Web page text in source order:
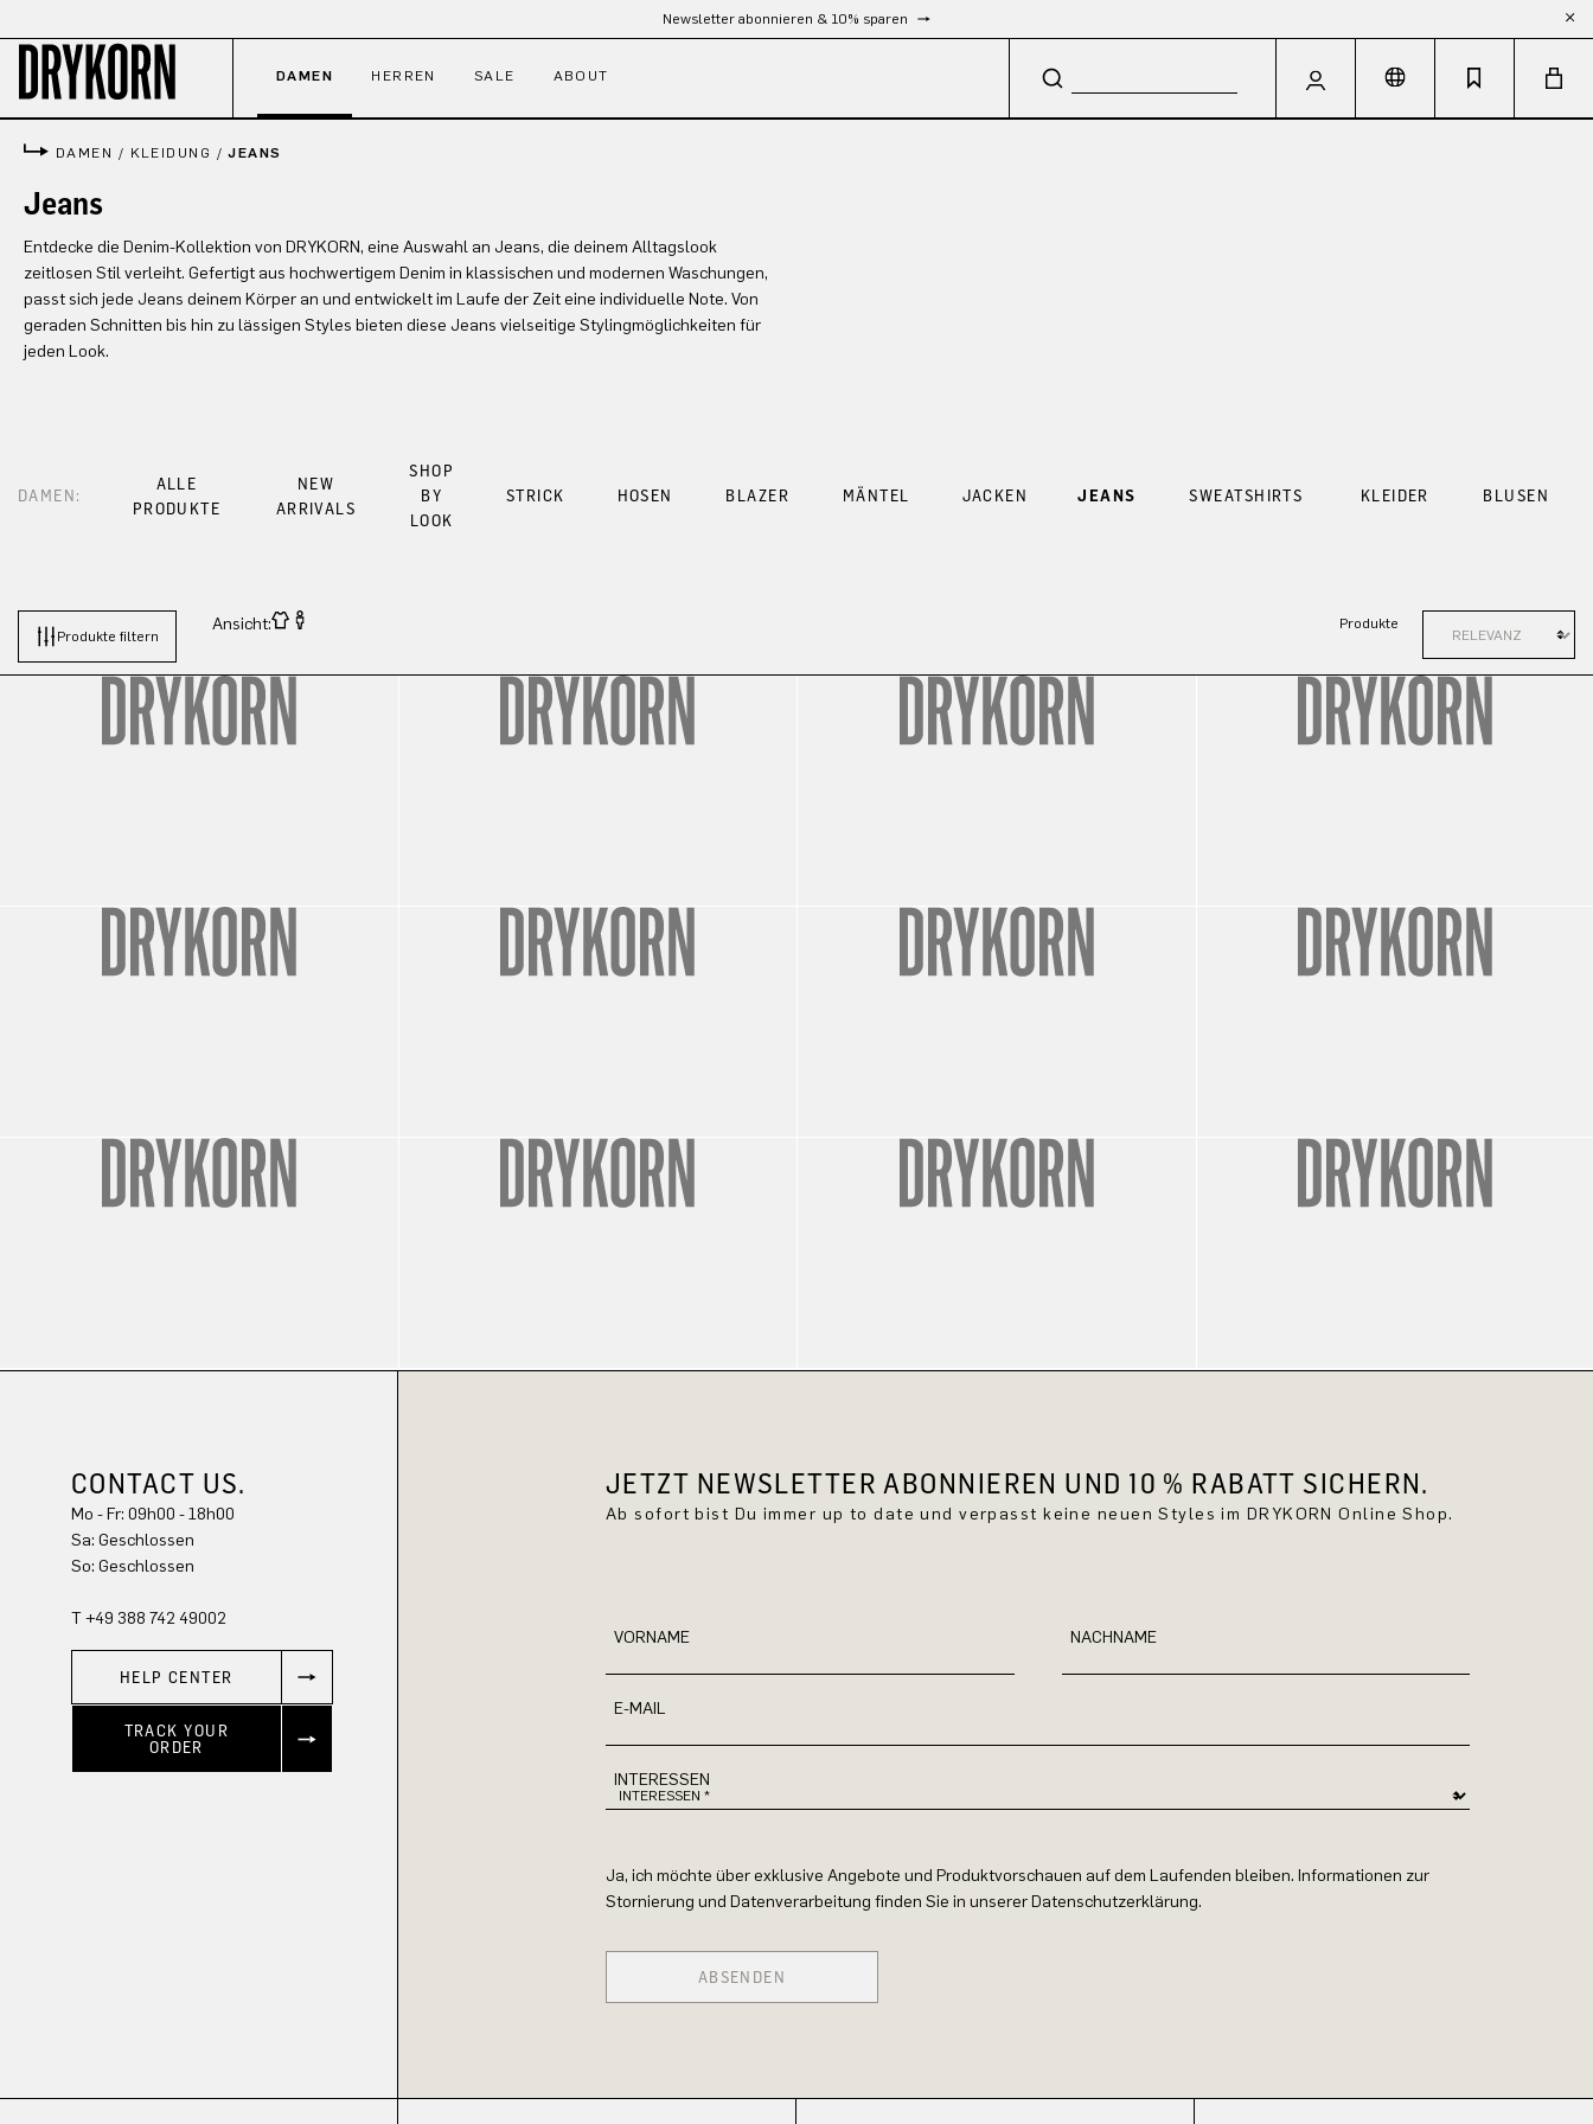
Newsletter abonnieren & 10% sparen
DAMEN HERREN SALE ABOUT
DAMEN / KLEIDUNG /JEANS
Jeans
Entdecke die Denim-Kollektion von DRYKORN, eine Auswahl an Jeans, die deinem Alltagslook
zeitlosen Stil verleiht. Gefertigt aus hochwertigem Denim in klassischen und modernen Waschungen,
passt sich jede Jeans deinem Körper an und entwickelt im Laufe der Zeit eine individuelle Note. Von
geraden Schnitten bis hin zu lässigen Styles bieten diese Jeans vielseitige Stylingmöglichkeiten für
jeden Look.
DAMEN:
ALLE
PRODUKTE
NEW
ARRIVALS
SHOP
BY
LOOK
STRICK HOSEN BLAZER MÄNTEL JACKEN JEANS SWEATSHIRTS KLEIDER BLUSEN
Produkte filtern
Ansicht: Produkte
CONTACT US.
Mo - Fr: 09h00 - 18h00
Sa: Geschlossen
So: Geschlossen
T +49 388 742 49002
HELP CENTER
TRACK YOUR
ORDER
JETZT NEWSLETTER ABONNIEREN UND 10 % RABATT SICHERN.
Ab sofort bist Du immer up to date und verpasst keine neuen Styles im DRYKORN Online Shop.
VORNAME NACHNAME
E-MAIL
INTERESSEN
Ja, ich möchte über exklusive Angebote und Produktvorschauen auf dem Laufenden bleiben. Informationen zur
Stornierung und Datenverarbeitung finden Sie in unserer Datenschutzerklärung.
ABSENDEN